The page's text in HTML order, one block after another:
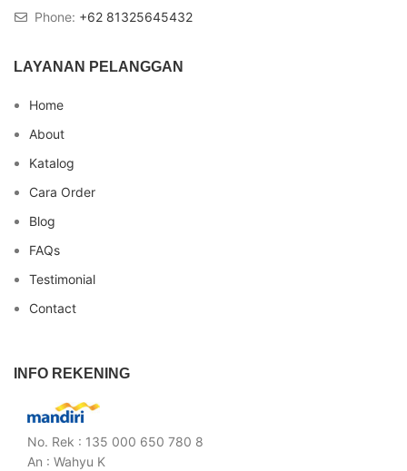
Phone: +62 81325645432
LAYANAN PELANGGAN
Home
About
Katalog
Cara Order
Blog
FAQs
Testimonial
Contact
INFO REKENING
No. Rek : 135 000 650 780 8
An : Wahyu K